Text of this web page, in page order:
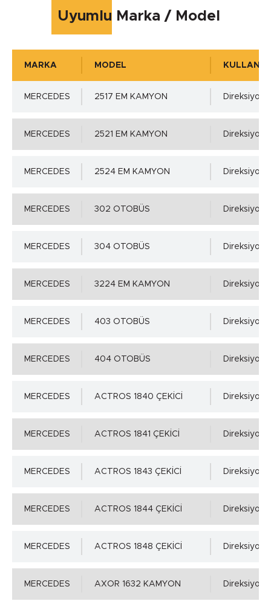
Çalışma Basıncı
5.00 MPa
-0.13 mm.
Ra=0,2÷0,8µm, Rz=1,0÷5,0µm, Rmax=6,3µm
0.039 mm.
Ra=1,6÷6,3µm, Rz=10÷20µm, Rmax=25µm
Detaylı incelemek için tıklayınız!
Uyumlu Marka / Model
MARKA MODEL KULLANIM
MERCEDES 2517 EM KAMYON Direksiyon
MERCEDES 2521 EM KAMYON Direksiyon
MERCEDES 2524 EM KAMYON Direksiyon
MERCEDES 302 OTOBÜS Direksiyon
MERCEDES 304 OTOBÜS Direksiyon
MERCEDES 3224 EM KAMYON Direksiyon
MERCEDES 403 OTOBÜS Direksiyon
MERCEDES 404 OTOBÜS Direksiyon
MERCEDES ACTROS 1840 ÇEKİCİ Direksiyon
MERCEDES ACTROS 1841 ÇEKİCİ Direksiyon
MERCEDES ACTROS 1843 ÇEKİCİ Direksiyon
MERCEDES ACTROS 1844 ÇEKİCİ Direksiyon
MERCEDES ACTROS 1848 ÇEKİCİ Direksiyon
MERCEDES AXOR 1632 KAMYON Direksiyon